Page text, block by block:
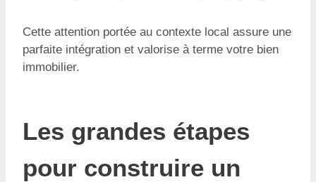
Cette attention portée au contexte local assure une
parfaite intégration et valorise à terme votre bien
immobilier.
Les grandes étapes
pour construire un